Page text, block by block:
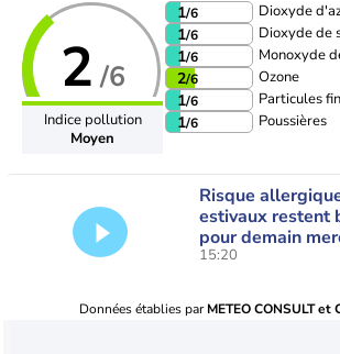
2 /6
Indice pollution
Moyen
1/6 Dioxyde
1/6 Dioxyde de
1/6 Monoxyde
2/6 Ozone
1/6 Particules
1/6 Poussières
Risque
estivaux restent
pour demain
15:20
Données établies parMETEO CONSULT